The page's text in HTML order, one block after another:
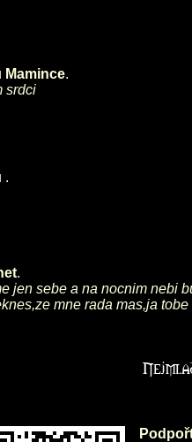
Mamince.
srdci
.
.
jen sebe a na nocnim nebi
mne rada mas,ja